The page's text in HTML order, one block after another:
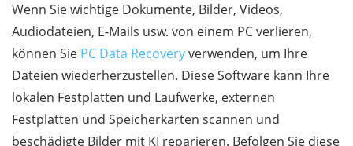
Wenn Sie wichtige Dokumente, Bilder, Videos,
Audiodateien, E-Mails usw. von einem PC verlieren,
können Sie PC Data Recoveryverwenden, um Ihre
Dateien wiederherzustellen. Diese Software kann Ihre
lokalen Festplatten und Laufwerke, externen
Festplatten und Speicherkarten scannen und
beschädigte Bilder mit KI reparieren. Befolgen Sie diese